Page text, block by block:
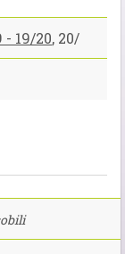
- 19/20, 20/